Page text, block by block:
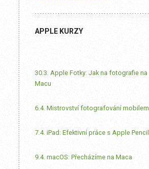
APPLE KURZY
30.3. Apple Fotky: Jak na fotografie na
Macu
6.4. Mistrovství fotografování mobilem
7.4. iPad: Efektivní práce s Apple Pencil
9.4. macOS: Přecházíme na Maca